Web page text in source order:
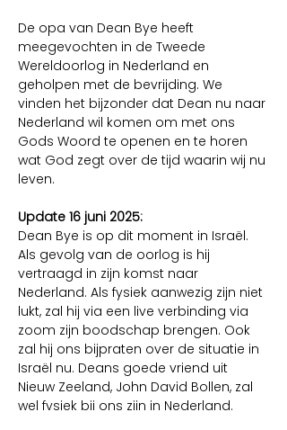
De opa van Dean Bye heeft
meegevochten in de Tweede
Wereldoorlog in Nederland en
geholpen met de bevrijding. We
vinden het bijzonder dat Dean nu naar
Nederland wil komen om met ons
Gods Woord te openen en te horen
wat God zegt over de tijd waarin wij nu
leven.
Update 16 juni 2025:
Dean Bye is op dit moment in Israël.
Als gevolg van de oorlog is hij
vertraagd in zijn komst naar
Nederland. Als fysiek aanwezig zijn niet
lukt, zal hij via een live verbinding via
zoom zijn boodschap brengen. Ook
zal hij ons bijpraten over de situatie in
Israël nu. Deans goede vriend uit
Nieuw Zeeland, John David Bollen, zal
wel fysiek bij ons zijn in Nederland.